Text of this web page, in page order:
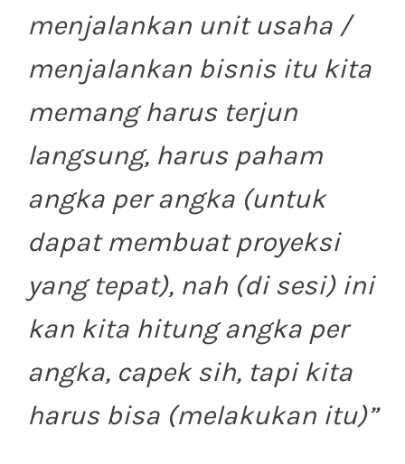
menjalankan unit usaha /
menjalankan bisnis itu kita
memang harus terjun
langsung, harus paham
angka per angka (untuk
dapat membuat proyeksi
yang tepat), nah (di sesi) ini
kan kita hitung angka per
angka, capek sih, tapi kita
harus bisa (melakukan itu)”